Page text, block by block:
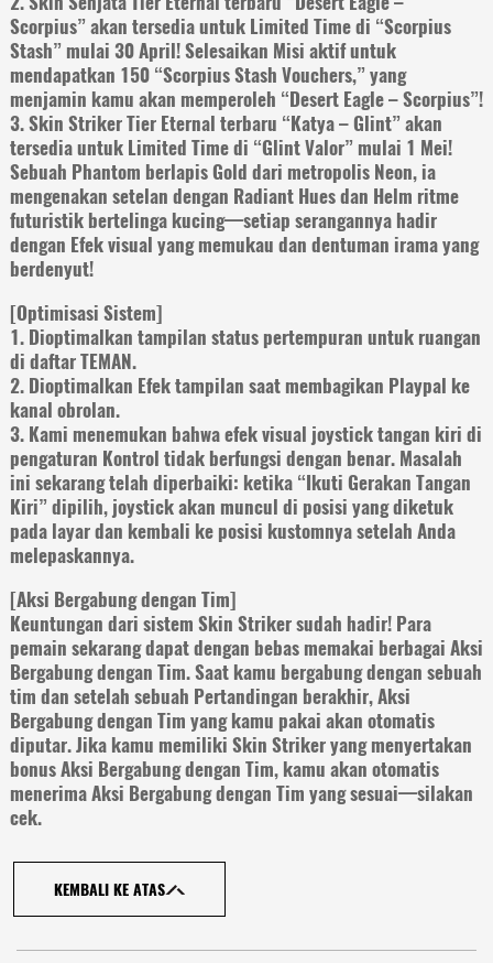
Scorpius” akan tersedia untuk Limited Time di “Scorpius
Stash” mulai 30 April! Selesaikan Misi aktif untuk
mendapatkan 150 “Scorpius Stash Vouchers,” yang
menjamin kamu akan memperoleh “Desert Eagle – Scorpius”!
3. Skin Striker Tier Eternal terbaru “Katya – Glint” akan
tersedia untuk Limited Time di “Glint Valor” mulai 1 Mei!
Sebuah Phantom berlapis Gold dari metropolis Neon, ia
mengenakan setelan dengan Radiant Hues dan Helm ritme
futuristik bertelinga kucing—setiap serangannya hadir
dengan Efek visual yang memukau dan dentuman irama yang
berdenyut!
[Optimisasi Sistem]
1. Dioptimalkan tampilan status pertempuran untuk ruangan
di daftar TEMAN.
2. Dioptimalkan Efek tampilan saat membagikan Playpal ke
kanal obrolan.
3. Kami menemukan bahwa efek visual joystick tangan kiri di
pengaturan Kontrol tidak berfungsi dengan benar. Masalah
ini sekarang telah diperbaiki: ketika “Ikuti Gerakan Tangan
Kiri” dipilih, joystick akan muncul di posisi yang diketuk
pada layar dan kembali ke posisi kustomnya setelah Anda
melepaskannya.
[Aksi Bergabung dengan Tim]
Keuntungan dari sistem Skin Striker sudah hadir! Para
pemain sekarang dapat dengan bebas memakai berbagai Aksi
Bergabung dengan Tim. Saat kamu bergabung dengan sebuah
tim dan setelah sebuah Pertandingan berakhir, Aksi
Bergabung dengan Tim yang kamu pakai akan otomatis
diputar. Jika kamu memiliki Skin Striker yang menyertakan
bonus Aksi Bergabung dengan Tim, kamu akan otomatis
menerima Aksi Bergabung dengan Tim yang sesuai—silakan
cek.
KEMBALI KE ATAS